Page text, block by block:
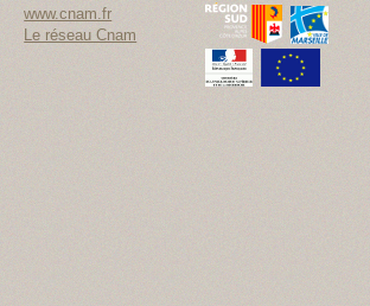
www.cnam.fr
Le réseau Cnam